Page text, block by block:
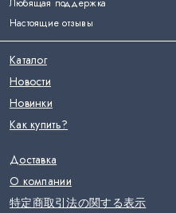
Любящая поддержка
Настоящие отзывы
Каталог
Новости
Новинки
Как купить?
Доставка
О компании
特定商取引法の関する表示